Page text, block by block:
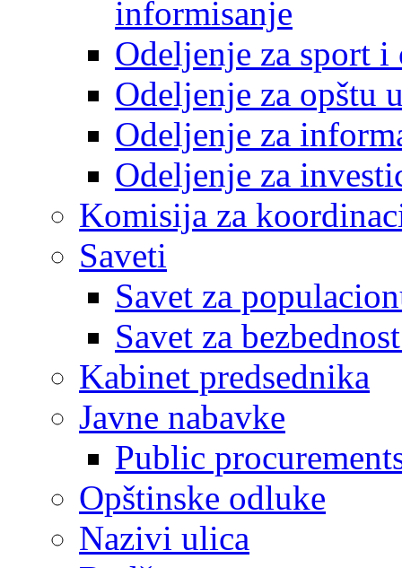
informisanje
Odeljenje za sport
Odeljenje za opštu
Odeljenje za
Odeljenje za
Komisija za
Saveti
Savet za
Savet za
Kabinet predsednika
Javne nabavke
Public
Opštinske odluke
Nazivi ulica